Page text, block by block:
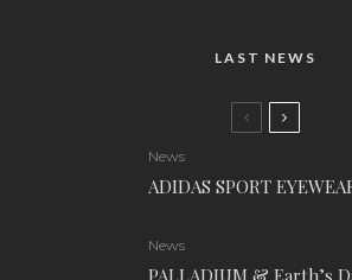
LAST NEWS
News
ADIDAS SPORT
News
PALLADIUM & Earth’s